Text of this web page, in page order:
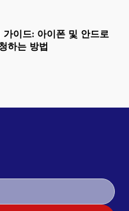
가이드: 아이폰 및 안드로
하는 방법